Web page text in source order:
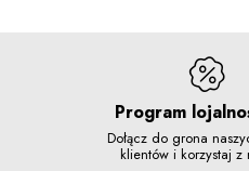
Program
Dołącz do grona
klientów i korzystaj z